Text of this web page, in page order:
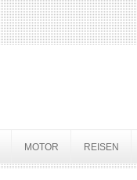
MOTOR REISEN